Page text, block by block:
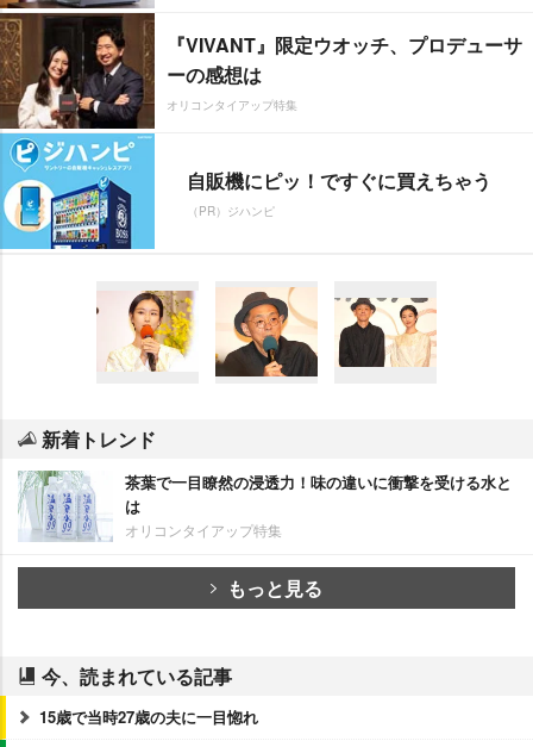
『VIVANT』限定ウオッチ、プロデューサ
ーの感想は
オリコンタイアップ特集
自販機にピッ！ですぐに買えちゃう
（PR）ジハンピ
新着トレンド
茶葉で一目瞭然の浸透力！味の違いに衝撃を受ける水と
は
オリコンタイアップ特集
もっと見る
今、読まれている記事
15歳で当時27歳の夫に一目惚れ